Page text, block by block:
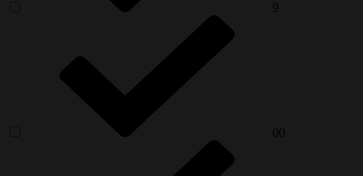
9
00